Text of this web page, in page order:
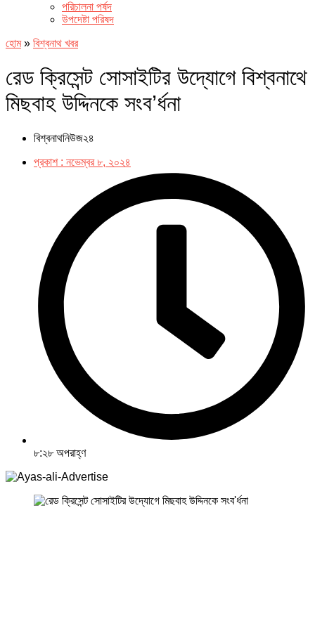
পরিচালনা পর্ষদ
উপদেষ্টা পরিষদ
হোম» বিশ্বনাথ খবর
রেড ক্রিসেন্ট সোসাইটির উদ্যোগে বিশ্বনাথে
মিছবাহ উদ্দিনকে সংব’র্ধনা
বিশ্বনাথনিউজ২৪
প্রকাশ : নভেম্বর ৮, ২০২৪
৮:২৮ অপরাহ্ণ